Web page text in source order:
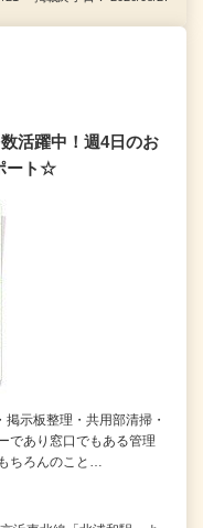
活躍中！週4日のお
ート☆
示板整理・共用部清掃・
であり窓口でもある管理
ちろんのこと…